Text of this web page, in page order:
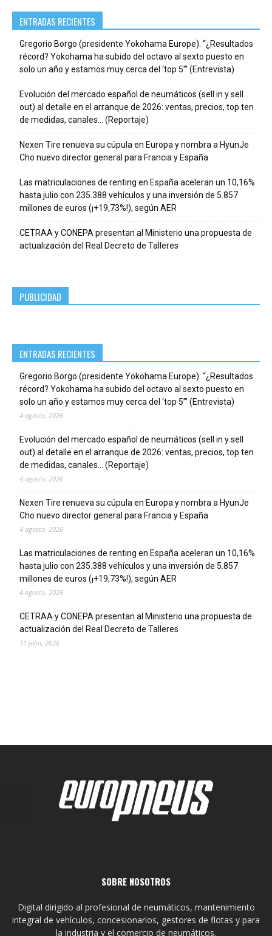
ENTRADAS RECIENTES
Gregorio Borgo (presidente Yokohama Europe): “¿Resultados
récord? Yokohama ha subido del octavo al sexto puesto en
solo un año y estamos muy cerca del ‘top 5’” (Entrevista)
Evolución del mercado español de neumáticos (sell in y sell
out) al detalle en el arranque de 2026: ventas, precios, top ten
de medidas, canales… (Reportaje)
Nexen Tire renueva su cúpula en Europa y nombra a HyunJe
Cho nuevo director general para Francia y España
Las matriculaciones de renting en España aceleran un 10,16%
hasta julio con 235.388 vehículos y una inversión de 5.857
millones de euros (¡+19,73%!), según AER
CETRAA y CONEPA presentan al Ministerio una propuesta de
actualización del Real Decreto de Talleres
PUBLICIDAD
ENTRADAS RECIENTES
Gregorio Borgo (presidente Yokohama Europe): “¿Resultados
récord? Yokohama ha subido del octavo al sexto puesto en
solo un año y estamos muy cerca del ‘top 5’” (Entrevista)
4 agosto, 2026
Evolución del mercado español de neumáticos (sell in y sell
out) al detalle en el arranque de 2026: ventas, precios, top ten
de medidas, canales… (Reportaje)
4 agosto, 2026
Nexen Tire renueva su cúpula en Europa y nombra a HyunJe
Cho nuevo director general para Francia y España
4 agosto, 2026
Las matriculaciones de renting en España aceleran un 10,16%
hasta julio con 235.388 vehículos y una inversión de 5.857
millones de euros (¡+19,73%!), según AER
4 agosto, 2026
CETRAA y CONEPA presentan al Ministerio una propuesta de
actualización del Real Decreto de Talleres
31 julio, 2026
SOBRE NOSOTROS
Digital dirigido al profesional de neumáticos, mantenimiento
integral de vehículos, concesionarios, gestores de flotas y para
la industria y el comercio de neumáticos.